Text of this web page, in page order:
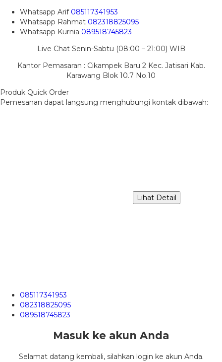
Whatsapp Arif 085117341953
Whatsapp Rahmat 082318825095
Whatsapp Kurnia 089518745823
Live Chat Senin-Sabtu (08:00 – 21:00) WIB
Kantor Pemasaran : Cikampek Baru 2 Kec. Jatisari Kab.
Karawang Blok 10.7 No.10
Produk Quick Order
Pemesanan dapat langsung menghubungi kontak dibawah:
Lihat Detail
085117341953
082318825095
089518745823
Masuk ke akun Anda
Selamat datang kembali, silahkan login ke akun Anda.